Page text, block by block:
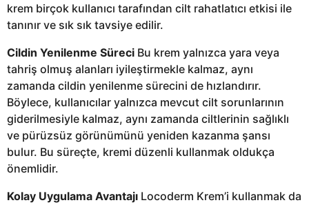
krem birçok kullanıcı tarafından cilt rahatlatıcı etkisi ile
tanınır ve sık sık tavsiye edilir.
Cildin Yenilenme Süreci Bu krem yalnızca yara veya
tahriş olmuş alanları iyileştirmekle kalmaz, aynı
zamanda cildin yenilenme sürecini de hızlandırır.
Böylece, kullanıcılar yalnızca mevcut cilt sorunlarının
giderilmesiyle kalmaz, aynı zamanda ciltlerinin sağlıklı
ve pürüzsüz görünümünü yeniden kazanma şansı
bulur. Bu süreçte, kremi düzenli kullanmak oldukça
önemlidir.
Kolay Uygulama Avantajı Locoderm Krem’i kullanmak da